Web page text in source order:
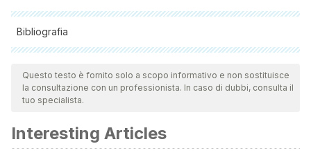
Bibliografia
Tutte le fonti citate sono state esaminate a fondo dal nostro
team per garantirne la qualità, l'affidabilità, l'attualità e la
validità. La bibliografia di questo articolo è stata considerata
Jurenka, J. S. (2009). Anti-inflammatory properties of
curcumin, a major constituent of Curcuma longa: a review
Questo testo è fornito solo a scopo informativo e non sostituisce
la consultazione con un professionista. In caso di dubbi, consulta il
tuo specialista.
Interesting Articles